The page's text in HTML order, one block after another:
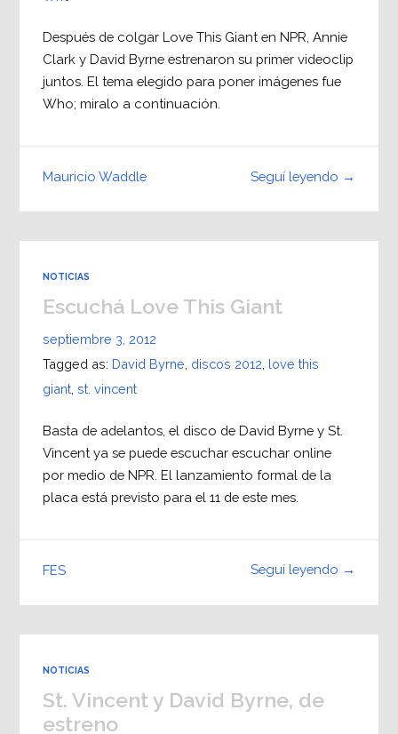
Después de colgar Love This Giant en NPR, Annie
Clark y David Byrne estrenaron su primer videoclip
juntos. El tema elegido para poner imágenes fue
Who; miralo a continuación.
Seguí leyendo →
Mauricio Waddle
NOTICIAS
Escuchá Love This Giant
septiembre 3, 2012
Tagged as: David Byrne discos 2012 love this
giant, st. vincent
Basta de adelantos, el disco de David Byrne y St.
Vincent ya se puede escuchar escuchar online
por medio de NPR. El lanzamiento formal de la
placa está previsto para el 11 de este mes.
Seguí leyendo →
FES
NOTICIAS
St. Vincent y David Byrne, de
estreno